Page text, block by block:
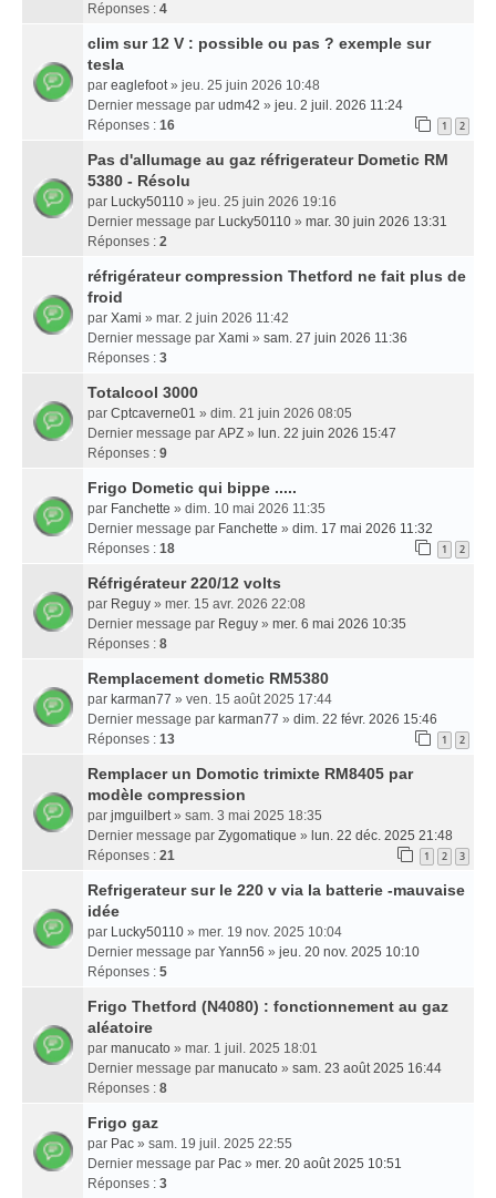
Réponses : 4
clim sur 12 V : possible ou pas ? exemple sur
tesla
par eaglefoot» jeu. 25 juin 2026 10:48
Dernier message par udm42 » jeu. 2 juil. 2026 11:24
Réponses : 16 1 2
Pas d'allumage au gaz réfrigerateur Dometic RM
5380 - Résolu
par Lucky50110 » jeu. 25 juin 2026 19:16
Dernier message par Lucky50110 » mar. 30 juin 2026 13:31
Réponses : 2
réfrigérateur compression Thetford ne fait plus de
froid
par Xami » mar. 2 juin 2026 11:42
Dernier message par Xami » sam. 27 juin 2026 11:36
Réponses : 3
Totalcool 3000
par Cptcaverne01 » dim. 21 juin 2026 08:05
Dernier message par APZ » lun. 22 juin 2026 15:47
Réponses : 9
Frigo Dometic qui bippe .....
par Fanchette » dim. 10 mai 2026 11:35
Dernier message par Fanchette » dim. 17 mai 2026 11:32
Réponses : 18 1 2
Réfrigérateur 220/12 volts
par Reguy » mer. 15 avr. 2026 22:08
Dernier message par Reguy » mer. 6 mai 2026 10:35
Réponses : 8
Remplacement dometic RM5380
par karman77 » ven. 15 août 2025 17:44
Dernier message par karman77 » dim. 22 févr. 2026 15:46
Réponses : 13 1 2
Remplacer un Domotic trimixte RM8405 par
modèle compression
par jmguilbert» sam. 3 mai 2025 18:35
Dernier message par Zygomatique » lun. 22 déc. 2025 21:48
Réponses : 21 1 2 3
Refrigerateur sur le 220 v via la batterie -mauvaise
idée
par Lucky50110 » mer. 19 nov. 2025 10:04
Dernier message par Yann56 » jeu. 20 nov. 2025 10:10
Réponses : 5
Frigo Thetford (N4080) : fonctionnement au gaz
aléatoire
par manucato » mar. 1 juil. 2025 18:01
Dernier message par manucato » sam. 23 août 2025 16:44
Réponses : 8
Frigo gaz
par Pac » sam. 19 juil. 2025 22:55
Dernier message par Pac » mer. 20 août 2025 10:51
Réponses : 3